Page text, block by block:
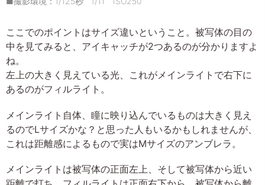
ここでのポイントはサイズ違いということ。被写体の目の
中を見てみると、アイキャッチが2つあるのが分かりますよ
ね。
左上の大きく見えている光、これがメインライトで右下に
あるのがフィルライト。
メインライト自体、瞳に映り込んでいるものは大きく見え
るのでLサイズかな？と思った人もいるかもしれませんが、
これは距離感によるもので実はMサイズのアンブレラ。
メインライトは被写体の正面左上、そして被写体から近い